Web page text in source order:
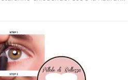
è una resina gelificante naturale
di Astragalus gummifer, un piccolo